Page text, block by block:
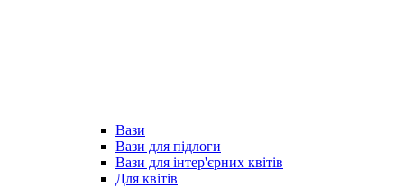
Вази
Вази для підлоги
Вази для інтер'єрних квітів
Для квiтів